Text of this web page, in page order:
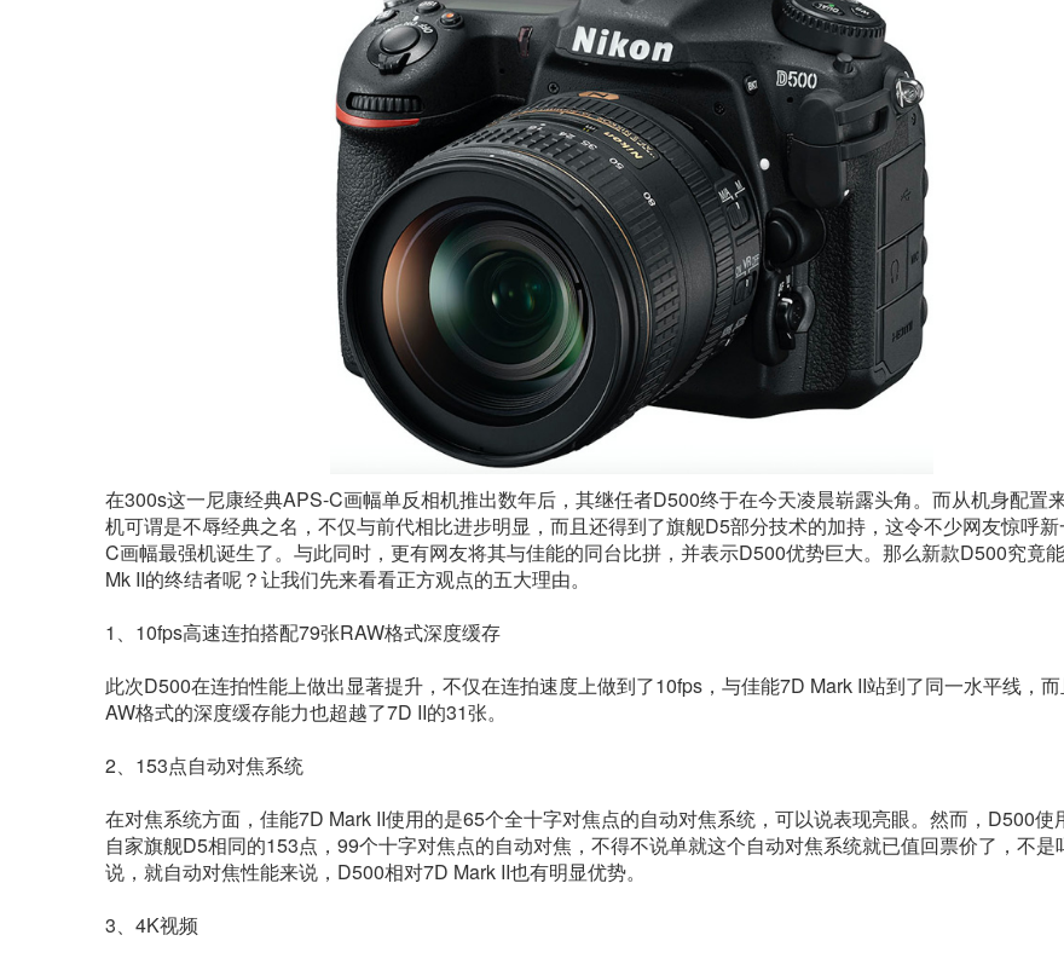
在300s这一尼康经典APS-C画幅单反相机推出数年后，其继任者D500终于在今天凌晨崭露头角。而从机身配置
机可谓是不辱经典之名，不仅与前代相比进步明显，而且还得到了旗舰D5部分技术的加持，这令不少网友惊呼
C画幅最强机诞生了。与此同时，更有网友将其与佳能的同台比拼，并表示D500优势巨大。那么新款D500究竟
Mk II的终结者呢？让我们先来看看正方观点的五大理由。
1、10fps高速连拍搭配79张RAW格式深度缓存
此次D500在连拍性能上做出显著提升，不仅在连拍速度上做到了10fps，与佳能7D Mark II站到了同一水平线，
AW格式的深度缓存能力也超越了7D II的31张。
2、153点自动对焦系统
在对焦系统方面，佳能7D Mark II使用的是65个全十字对焦点的自动对焦系统，可以说表现亮眼。然而，D500使
自家旗舰D5相同的153点，99个十字对焦点的自动对焦，不得不说单就这个自动对焦系统就已值回票价了，不是
说，就自动对焦性能来说，D500相对7D Mark II也有明显优势。
3、4K视频